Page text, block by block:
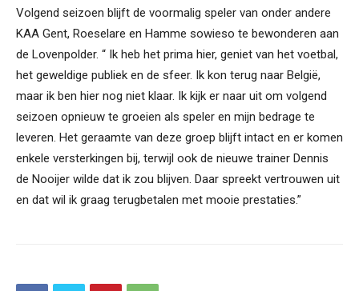
Volgend seizoen blijft de voormalig speler van onder andere
KAA Gent, Roeselare en Hamme sowieso te bewonderen aan
de Lovenpolder. “ Ik heb het prima hier, geniet van het voetbal,
het geweldige publiek en de sfeer. Ik kon terug naar België,
maar ik ben hier nog niet klaar. Ik kijk er naar uit om volgend
seizoen opnieuw te groeien als speler en mijn bedrage te
leveren. Het geraamte van deze groep blijft intact en er komen
enkele versterkingen bij, terwijl ook de nieuwe trainer Dennis
de Nooijer wilde dat ik zou blijven. Daar spreekt vertrouwen uit
en dat wil ik graag terugbetalen met mooie prestaties.”